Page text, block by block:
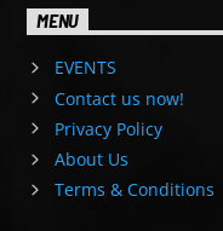
MENU
EVENTS
Contact us now!
Privacy Policy
About Us
Terms & Conditions